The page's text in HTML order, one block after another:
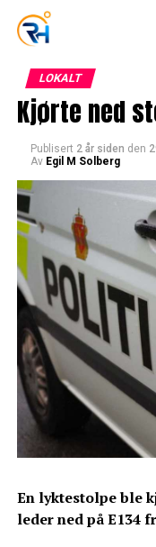
LOKALT
Kjørte ned
Publisert 2 år siden den
Av Egil M Solberg
En lyktestolpe ble
leder ned på E134